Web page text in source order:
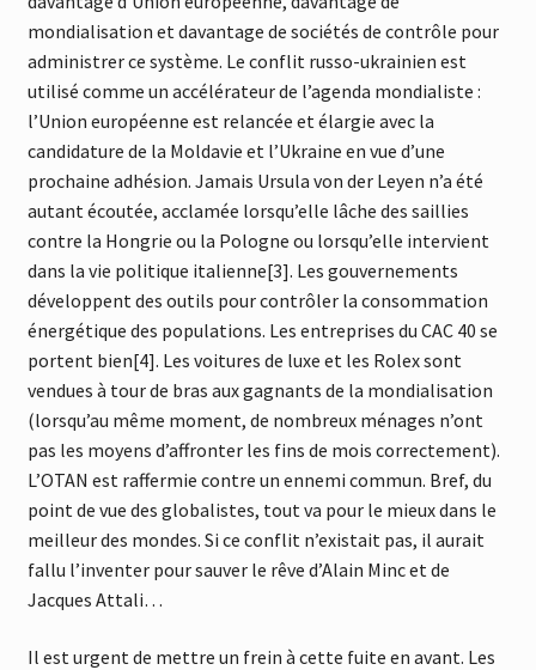
mondialisation et davantage de sociétés de contrôle pour
administrer ce système. Le conflit russo-ukrainien est
utilisé comme un accélérateur de l’agenda mondialiste :
l’Union européenne est relancée et élargie avec la
candidature de la Moldavie et l’Ukraine en vue d’une
prochaine adhésion. Jamais Ursula von der Leyen n’a été
autant écoutée, acclamée lorsqu’elle lâche des saillies
contre la Hongrie ou la Pologne ou lorsqu’elle intervient
dans la vie politique italienne[3]. Les gouvernements
développent des outils pour contrôler la consommation
énergétique des populations. Les entreprises du CAC 40 se
portent bien[4]. Les voitures de luxe et les Rolex sont
vendues à tour de bras aux gagnants de la mondialisation
(lorsqu’au même moment, de nombreux ménages n’ont
pas les moyens d’affronter les fins de mois correctement).
L’OTAN est raffermie contre un ennemi commun. Bref, du
point de vue des globalistes, tout va pour le mieux dans le
meilleur des mondes. Si ce conflit n’existait pas, il aurait
fallu l’inventer pour sauver le rêve d’Alain Minc et de
Jacques Attali…
Il est urgent de mettre un frein à cette fuite en avant. Les